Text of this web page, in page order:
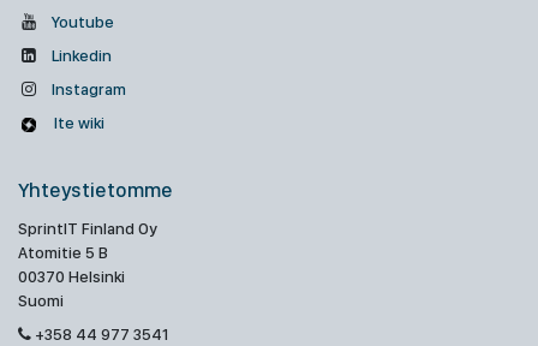
Youtube
Linkedin
Instagram
Ite wiki
Yhteystietomme
SprintIT Finland Oy
Atomitie 5 B
00370 Helsinki
Suomi
+358 44 977 3541